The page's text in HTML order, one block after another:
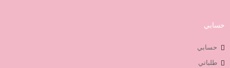
حسابي
حسابي
طلباتي